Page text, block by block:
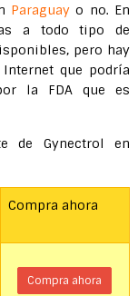
Paraguay o no. En
a todo tipo de
pero hay
que podría
la FDA que es
de Gynectrol en
Compra ahora
Compra ahora